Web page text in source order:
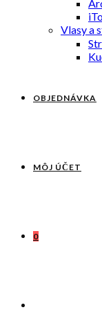
Vlasy a
OBJEDNÁVKA
MÔJ ÚČET
0